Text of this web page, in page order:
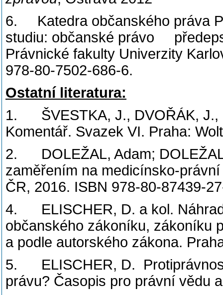
6. Katedra občanského práva
studiu: občanské právo
Právnické fakulty Univerzity
978-80-7502-686-6.
Ostatní literatura:
1. ŠVESTKA, J., DVOŘÁK, J.,
Komentář. Svazek VI. Praha:
2. DOLEŽAL, Adam;
zaměřením na medicínsko-
ČR, 2016. ISBN 978-80-87439-
4. ELISCHER, D. a kol.
občanského zákoníku, zákoníku
a podle autorského zákona.
5. ELISCHER, D.
právu? Časopis pro právní vědu